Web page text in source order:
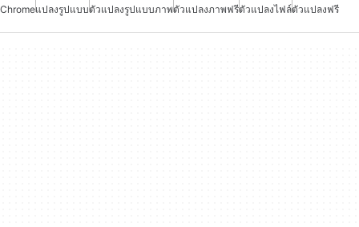
Chromeแปลงรูปแบบตัวแปลงรูปแบบภาพตัวแปลงภาพฟรีตัวแปลงไฟล์ตัวแปลงฟรี